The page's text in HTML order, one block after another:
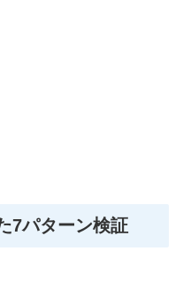
7パターン検証